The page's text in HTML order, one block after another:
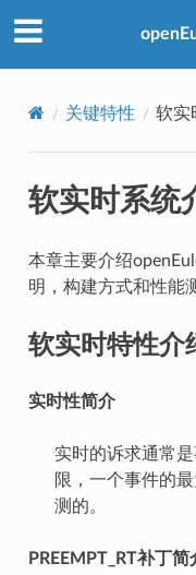
关键特性 软实
软实时系统
本章主要介绍
明，构建方式和性能
软实时特性介
实时性简介
实时的诉求通常
限，一个事件的
测的。
PREEMPT_RT补丁简